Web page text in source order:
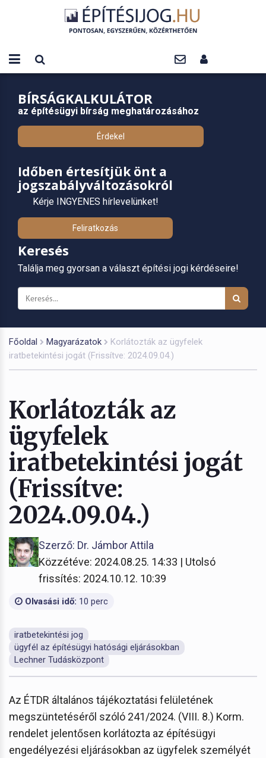
BÍRSÁGKALKULÁTOR
az építésügyi bírság meghatározásához
Érdekel
Időben értesítjük önt a
jogszabályváltozásokról
Kérje INGYENES hírlevelünket!
Feliratkozás
Keresés
Találja meg gyorsan a választ építési jogi kérdéseire!
Főoldal Magyarázatok
Korlátozták az ügyfelek
iratbetekintési jogát (Frissítve: 2024.09.04.)
Korlátozták az
ügyfelek
iratbetekintési jogát
(Frissítve:
2024.09.04.)
Szerző: Dr. Jámbor Attila
Közzétéve: 2024.08.25. 14:33 | Utolsó
frissítés: 2024.10.12. 10:39
Olvasási idő: 10 perc
iratbetekintési jog
ügyfél az építésügyi hatósági eljárásokban
Lechner Tudásközpont
Az ÉTDR általános tájékoztatási felületének
megszüntetéséről szóló 241/2024. (VIII. 8.) Korm.
rendelet jelentősen korlátozta az építésügyi
engedélyezési eljárásokban az ügyfelek személyét